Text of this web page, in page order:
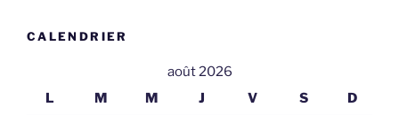
CALENDRIER
août 2026
L
M M J V S D